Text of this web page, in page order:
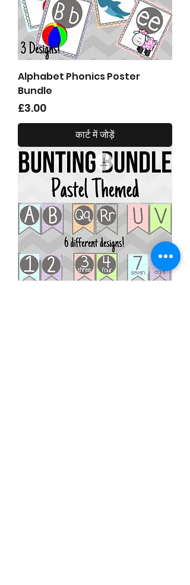
Alphabet Phonics Poster
Bundle
मूल्य
£3.00
कार्ट में जोड़ें